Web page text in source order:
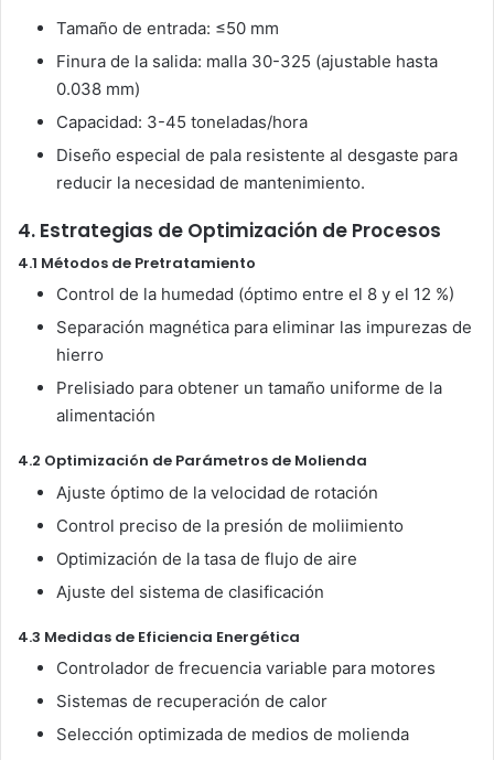
Tamaño de entrada: ≤50 mm
Finura de la salida: malla 30-325 (ajustable hasta
0.038 mm)
Capacidad: 3-45 toneladas/hora
Diseño especial de pala resistente al desgaste para
reducir la necesidad de mantenimiento.
4. Estrategias de Optimización de Procesos
4.1 Métodos de Pretratamiento
Control de la humedad (óptimo entre el 8 y el 12 %)
Separación magnética para eliminar las impurezas de
hierro
Prelisiado para obtener un tamaño uniforme de la
alimentación
4.2 Optimización de Parámetros de Molienda
Ajuste óptimo de la velocidad de rotación
Control preciso de la presión de moliimiento
Optimización de la tasa de flujo de aire
Ajuste del sistema de clasificación
4.3 Medidas de Eficiencia Energética
Controlador de frecuencia variable para motores
Sistemas de recuperación de calor
Selección optimizada de medios de molienda